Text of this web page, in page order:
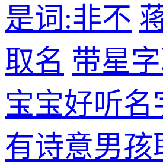
是词:非不
取名 带星
宝宝好听名
有诗意男孩